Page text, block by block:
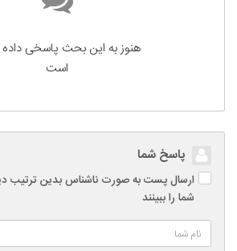
هنوز به این بحث پاسخی
است
پاسخ شما
ارسال پست به صورت ناشناس بدین ترتیب
شما را ببینند